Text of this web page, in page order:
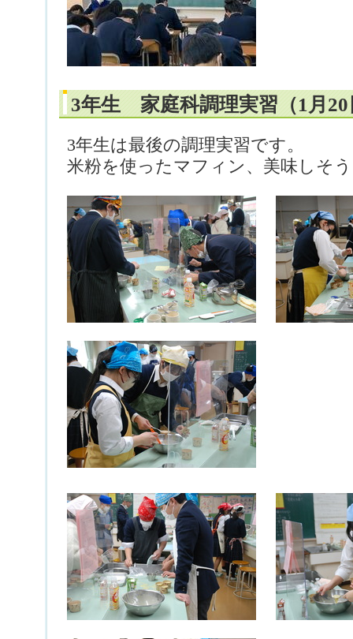
3年生 家庭科調理実習（1月20
3年生は最後の調理実習です。
米粉を使ったマフィン、美味しそ